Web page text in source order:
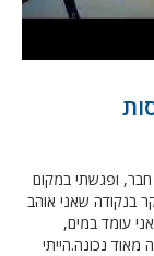
ופגשתי במקום
בנקודה שאני אוהב
עומד במים,
נכונה.הייתי